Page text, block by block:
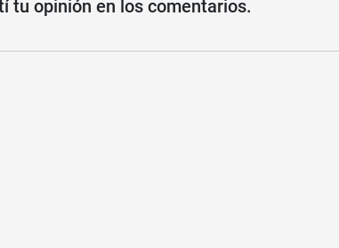
tu opinión en los comentarios.